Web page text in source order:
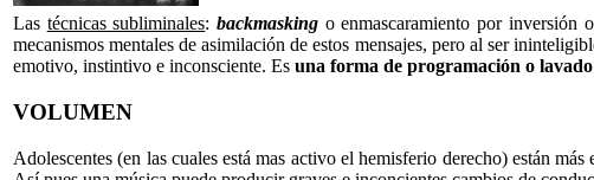
Las técnicas subliminales:backmasking o enmascaramiento por inversión
mecanismos mentales de asimilación de estos mensajes, pero al ser
emotivo, instintivo e inconsciente. Es una forma de programación o
VOLUMEN
Adolescentes (en las cuales está mas activo el hemisferio derecho) están